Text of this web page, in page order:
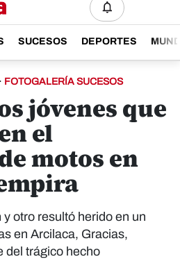
SUCESOS DEPORTES
· FOTOGALERÍA SUCESOS
jóvenes que
el
motos en
otro resultó herido en un
en Arcilaca, Gracias,
del trágico hecho